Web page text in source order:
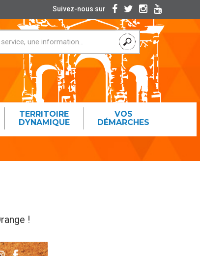
TERRITOIRE
DYNAMIQUE
VOS
DÉMARCHES
Suivez-nous sur
!